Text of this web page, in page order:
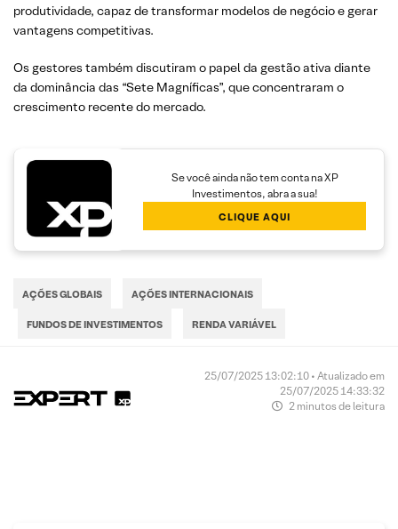
produtividade, capaz de transformar modelos de negócio e gerar
vantagens competitivas.
Os gestores também discutiram o papel da gestão ativa diante
da dominância das “Sete Magníficas”, que concentraram o
crescimento recente do mercado.
Se você ainda não tem conta na XP
Investimentos, abra a sua!
CLIQUE AQUI
AÇÕES GLOBAIS AÇÕES INTERNACIONAIS
FUNDOS DE INVESTIMENTOS RENDA VARIÁVEL
25/07/2025 13:02:10 • Atualizado em
25/07/2025 14:33:32
2 minutos de leitura